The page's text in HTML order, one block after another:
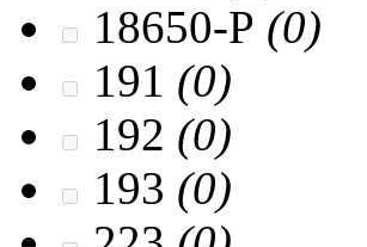
18650-P (0)
191 (0)
192 (0)
193 (0)